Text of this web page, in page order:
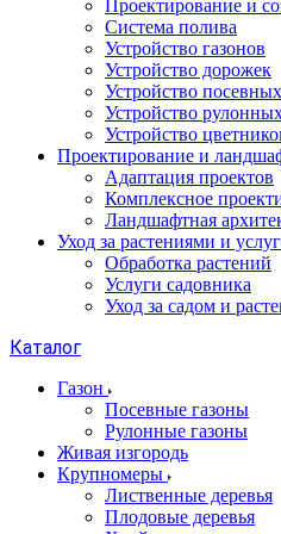
Проектирование и
Система полива
Устройство газонов
Устройство дорожек
Устройство
Устройство
Устройство
Проектирование и
Адаптация проектов
Комплексное
Ландшафтная
Уход за растениями и
Обработка растений
Услуги садовника
Уход за садом и
Каталог
Газон
Посевные газоны
Рулонные газоны
Живая изгородь
Крупномеры
Лиственные деревья
Плодовые деревья